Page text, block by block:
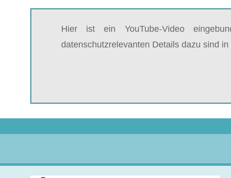
Hier ist ein YouTube-Video
datenschutzrelevanten Details dazu sind in